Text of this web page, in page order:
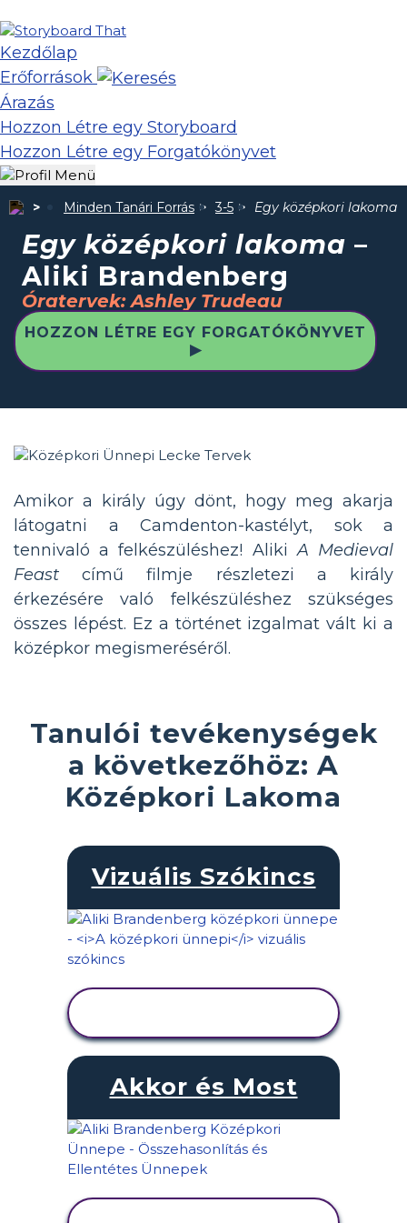
Kezdőlap
Erőforrások
Árazás
Hozzon Létre egy Storyboard
Hozzon Létre egy Forgatókönyvet
Minden Tanári Forrás 3-5 Egy középkori lakoma
Egy középkori lakoma –
Aliki Brandenberg
Óratervek: Ashley Trudeau
HOZZON LÉTRE EGY FORGATÓKÖNYVET
▶
Amikor a király úgy dönt, hogy meg akarja
látogatni a Camdenton-kastélyt, sok a
tennivaló a felkészüléshez! AlikiA Medieval
Feast című filmje részletezi a király
érkezésére való felkészüléshez szükséges
összes lépést. Ez a történet izgalmat vált ki a
középkor megismeréséről.
Tanulói tevékenységek
a következőhöz: A
Középkori Lakoma
Vizuális Szókincs
Akkor és Most